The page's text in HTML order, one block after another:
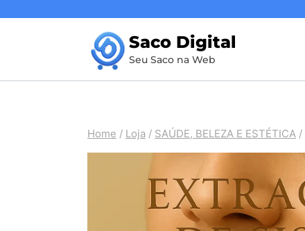
Conteúdo
Saco Digital
Seu Saco na Web
Home / Loja / SAÚDE, BELEZA E ESTÉTICA /